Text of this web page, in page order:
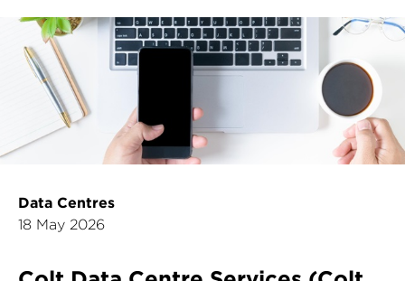
Data Centres
18 May 2026